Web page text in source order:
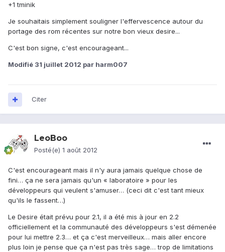
+1 tminik
Je souhaitais simplement souligner l'effervescence autour du
portage des rom récentes sur notre bon vieux desire...
C'est bon signe, c'est encourageant...
Modifié 31 juillet 2012 par harm007
Citer
LeoBoo
Posté(e) 1 août 2012
C'est encourageant mais il n'y aura jamais quelque chose de
fini… ça ne sera jamais qu'un « laboratoire » pour les
développeurs qui veulent s'amuser… (ceci dit c'est tant mieux
qu'ils le fassent…)
Le Desire était prévu pour 2.1, il a été mis à jour en 2.2
officiellement et la communauté des développeurs s'est démenée
pour lui mettre 2.3… et ça c'est merveilleux… mais aller encore
plus loin je pense que ça n'est pas très sage… trop de limitations